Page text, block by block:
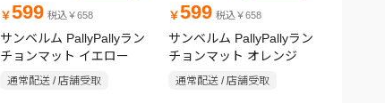
￥599 税込￥658
サンベルム PallyPallyラン
チョンマット イエロー
通常配送 / 店舗受取
￥599 税込￥658
サンベルム PallyPallyラン
チョンマット オレンジ
通常配送 / 店舗受取